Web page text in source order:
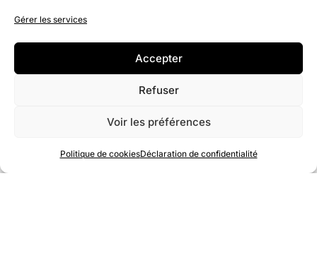
Gérer les services
Accepter
Refuser
Voir les préférences
Politique de cookiesDéclaration de confidentialité
© 2019-2025 Capitale Music
Création de site internet Nelty
Compte Panier Rechercher